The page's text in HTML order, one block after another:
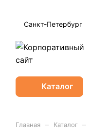
Санкт-Петербург
Каталог
Главная Каталог